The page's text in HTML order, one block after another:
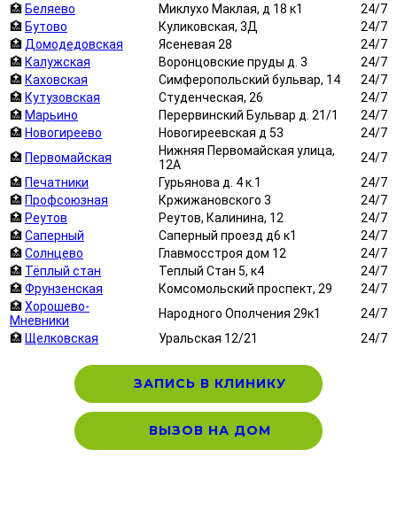
🏥Беляево Миклухо Маклая, д 18 к1
24/7
🏥Бутово Куликовская, 3Д
24/7
🏥 Домодедовская Ясеневая 28
24/7
🏥Калужская Воронцовские пруды д. 3
24/7
🏥Каховская Симферопольский бульвар, 14
24/7
🏥Кутузовская Студенческая, 26
24/7
🏥Марьино Перервинский Бульвар д. 21/1
24/7
🏥Новогиреево Новогиреевская д 53
24/7
🏥Первомайская
Нижняя Первомайская улица,
12А
24/7
🏥Печатники Гурьянова д. 4 к.1
24/7
🏥Профсоюзная Кржижановского 3
24/7
🏥Реутов Реутов, Калинина, 12
24/7
🏥Саперный Саперный проезд д6 к1
24/7
🏥Солнцево Главмосстроя дом 12
24/7
🏥 Тёплый стан Теплый Стан 5, к4
24/7
🏥Фрунзенская Комсомольский проспект, 29
24/7
🏥Хорошево-
Мневники
Народного Ополчения 29к1
24/7
🏥Щелковская Уральская 12/21 24/7
ЗАПИСЬ В КЛИНИКУ
ВЫЗОВ НА ДОМ